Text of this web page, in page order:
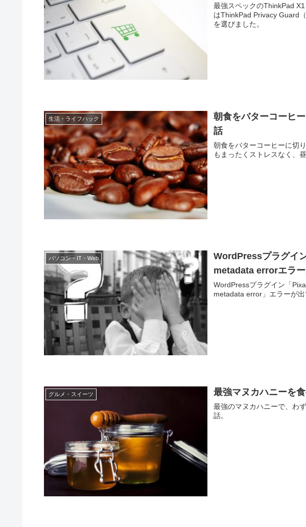
最強スペックのThinkPad
はThinkPad Privacy Guard
を選びました。
生活・ライフハック
朝食をバターコーヒ
話
朝食をバターコーヒーに切
もまったくストレスなく、
パソコン・IT・Web
WordPressプラグイ
metadata errorエラ
WordPressプラグイン「
metadata error」エラーが出
グルメ・スイーツ 最強マヌカハニーを
最強のマヌカハニーで、わ
話。